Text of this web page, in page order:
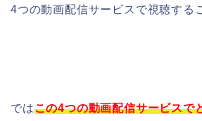
4つの動画配信サービスで視聴する
ではこの4つの動画配信サービスで